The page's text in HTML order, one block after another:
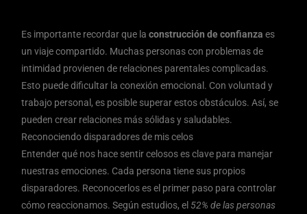
Es importante recordar que laconstrucción de confianza es
un viaje compartido. Muchas personas con problemas de
intimidad provienen de relaciones parentales complicadas.
Esto puede dificultar la conexión emocional. Con voluntad y
trabajo personal, es posible superar estos obstáculos. Así, se
pueden crear relaciones más sólidas y saludables.
Reconociendo disparadores de mis celos
Entender qué nos hace sentir celosos es clave para manejar
nuestras emociones. Cada persona tiene sus propios
disparadores. Reconocerlos es el primer paso para controlar
cómo reaccionamos. Según estudios, el 52% de las personas